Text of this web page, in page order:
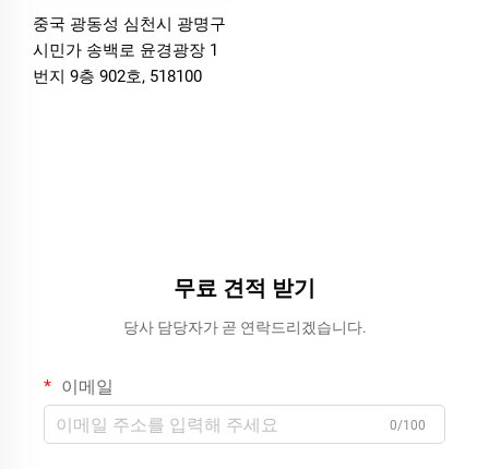
중국 광동성 심천시 광명구
시민가 송백로 윤경광장 1
번지 9층 902호, 518100
무료 견적 받기
당사 담당자가 곧 연락드리겠습니다.
이메일
0/100